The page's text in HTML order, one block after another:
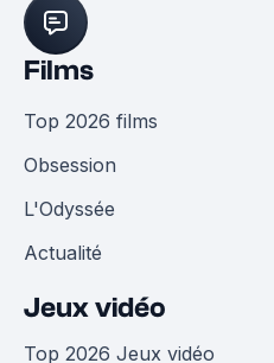
Films
Top 2026 films
Obsession
L'Odyssée
Actualité
Jeux vidéo
Top 2026 Jeux vidéo